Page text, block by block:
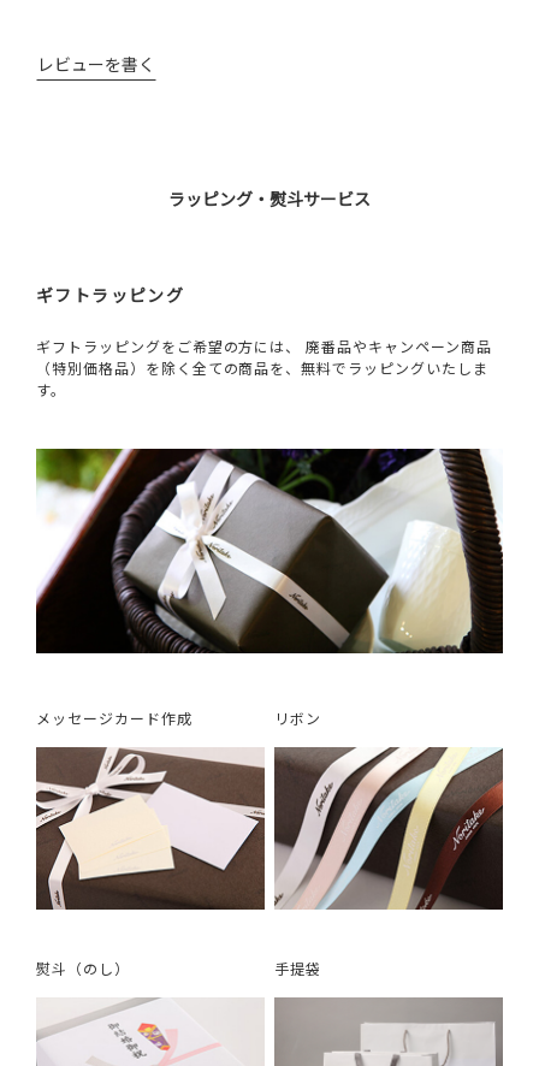
レビューを書く
ラッピング・熨斗サービス
ギフトラッピング
ギフトラッピングをご希望の方には、 廃番品やキャンペーン商品
（特別価格品）を除く全ての商品を、無料でラッピングいたしま
す。
メッセージカード作成 リボン
熨斗（のし） 手提袋